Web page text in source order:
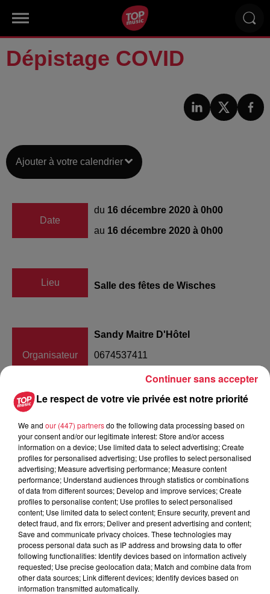
Dépistage COVID
Ajouter à votre calendrier
Date
du 16 décembre 2020 à 0h00
au 16 décembre 2020 à 0h00
Lieu Salle des fêtes de Wisches
Organisateur
Sandy Maitre D'Hôtel
0674537411
sandy.mdh@gmail.com
Tarif Gratuit
La commune de wisches, en partenariat avec l'ARS,
organise un dépistage de masse COVID, mercredi 16/12, de
9h00 à 17h00. Le dépistage est gratuit et sans ordonnance.
Le but de ce dépistage et de donner la possibilité aux gens
de se faire dépister quelques jours avec noel, afin d'être sur
de ne pas contaminer ses proches. N'hésitez pas à me
contacter si vous voulez une affiche ou d'autres éléments.
Cordialement
Le respect de votre vie privée est notre priorité
We and our (447) partnersdo the following data processing based on
your consent and/or our legitimate interest: Store and/or access
information on a device; Use limited data to select advertising; Create
profiles for personalised advertising; Use profiles to select personalised
advertising; Measure advertising performance; Measure content
performance; Understand audiences through statistics or combinations
of data from different sources; Develop and improve services; Create
profiles to personalise content; Use profiles to select personalised
content; Use limited data to select content; Ensure security, prevent and
detect fraud, and fix errors; Deliver and present advertising and content;
Save and communicate privacy choices. These technologies may
process personal data such as IP address and browsing data to offer
following functionalities: Identify devices based on information actively
requested; Use precise geolocation data; Match and combine data from
other data sources; Link different devices; Identify devices based on
information transmitted automatically.
Continuer sans accepter